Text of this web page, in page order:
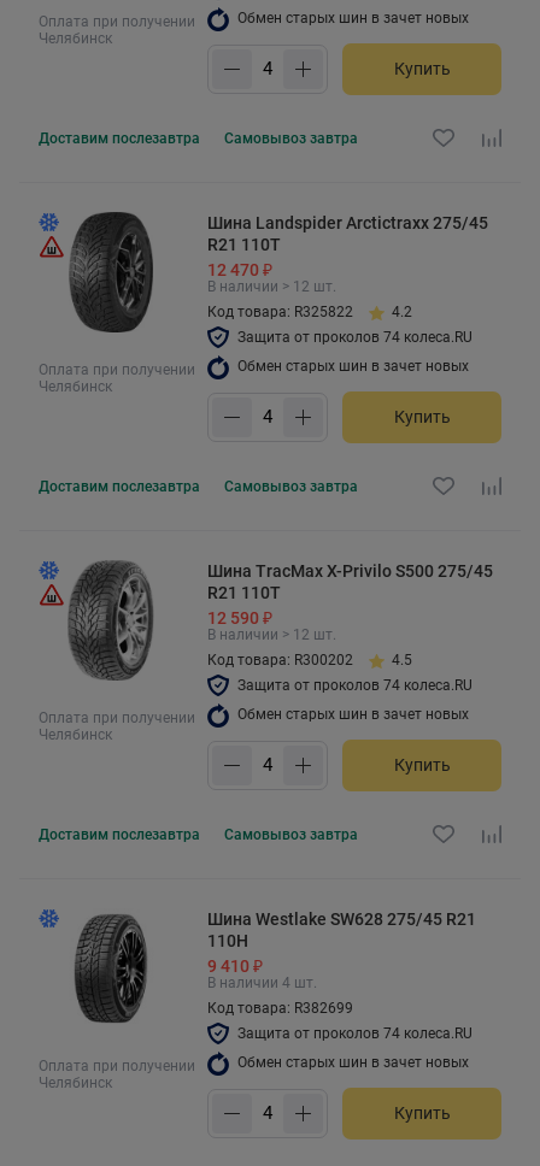
Оплата при получении
Челябинск
Обмен старых шин в зачет новых
Купить
Доставим послезавтра Самовывоз завтра
Оплата при получении
Челябинск
Шина Landspider Arctictraxx 275/45
R21 110T
12 470 ₽
В наличии > 12 шт.
Код товара: R325822
4.2
Защита от проколов 74 колеса.RU
Обмен старых шин в зачет новых
Купить
Доставим послезавтра Самовывоз завтра
Оплата при получении
Челябинск
Шина TracMax X-Privilo S500 275/45
R21 110T
12 590 ₽
В наличии > 12 шт.
Код товара: R300202
4.5
Защита от проколов 74 колеса.RU
Обмен старых шин в зачет новых
Купить
Доставим послезавтра Самовывоз завтра
Оплата при получении
Челябинск
Шина Westlake SW628 275/45 R21
110H
9 410 ₽
В наличии 4 шт.
Код товара: R382699
Защита от проколов 74 колеса.RU
Обмен старых шин в зачет новых
Купить